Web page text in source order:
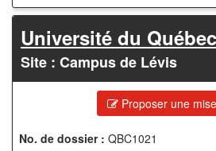
Université du
Site : Campus de Lévis
Proposer une
No. de dossier : QBC1021